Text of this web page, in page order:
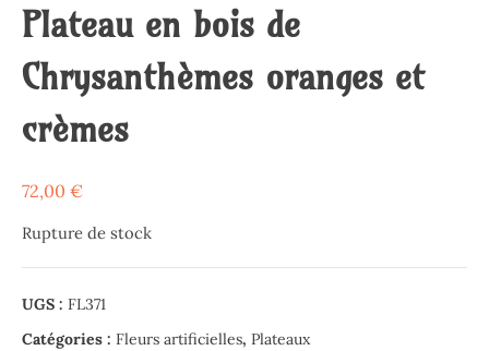
Plateau en bois de
Chrysanthèmes oranges et
crèmes
72,00 €
Rupture de stock
UGS : FL371
Catégories : Fleurs artificielles, Plateaux